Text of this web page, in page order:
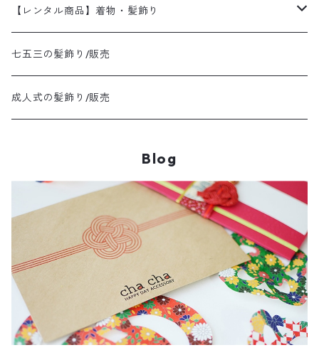
【レンタル商品】着物・髪飾り
着物＆髪飾りセット/7歳(女の子)
着物＆髪飾りセット/４・5歳(女の子)
着物 袴/5歳(男の子)
着物 袴3歳(男の子)
大人用お着物
七五三の髪飾り/販売
成人式の髪飾り/販売
Blog